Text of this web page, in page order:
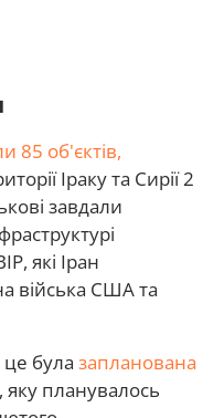
85 об'єктів,
Іраку та Сирії 2
завдали
які Іран
війська США та
була запланована
планувалось